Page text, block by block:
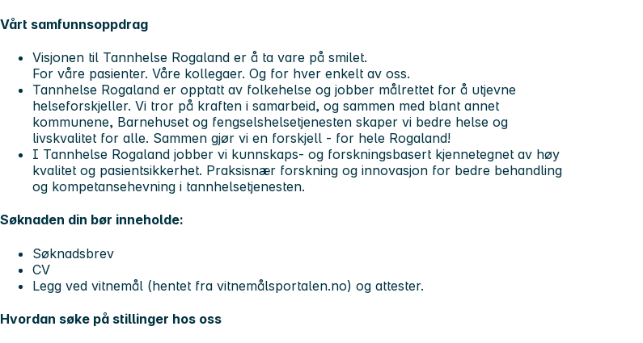
Vårt samfunnsoppdrag
Visjonen til Tannhelse Rogaland er å ta vare på smilet.
For våre pasienter. Våre kollegaer. Og for hver enkelt av oss.
Tannhelse Rogaland er opptatt av folkehelse og jobber målrettet for å utjevne
helseforskjeller. Vi tror på kraften i samarbeid, og sammen med blant annet
kommunene, Barnehuset og fengselshelsetjenesten skaper vi bedre helse og
livskvalitet for alle. Sammen gjør vi en forskjell - for hele Rogaland!
I Tannhelse Rogaland jobber vi kunnskaps- og forskningsbasert kjennetegnet av høy
kvalitet og pasientsikkerhet. Praksisnær forskning og innovasjon for bedre behandling
og kompetansehevning i tannhelsetjenesten.
Søknaden din bør inneholde:
Søknadsbrev
CV
Legg ved vitnemål (hentet fra vitnemålsportalen.no) og attester.
Hvordan søke på stillinger hos oss